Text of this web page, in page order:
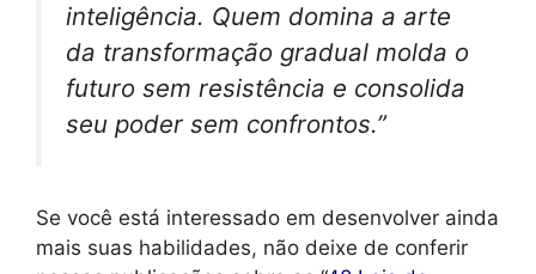
inteligência. Quem domina a arte
da transformação gradual molda o
futuro sem resistência e consolida
seu poder sem confrontos.”
Se você está interessado em desenvolver ainda
mais suas habilidades, não deixe de conferir